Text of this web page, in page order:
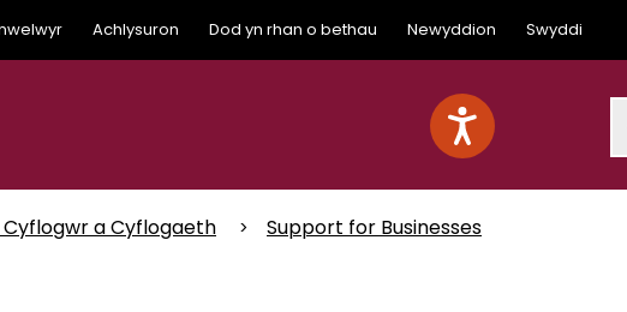
Achlysuron Dod yn rhan o bethau Newyddion Swyddi
a Cyflogaeth Support for Businesses